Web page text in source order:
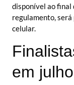
disponível ao final
regulamento,
celular.
em julho